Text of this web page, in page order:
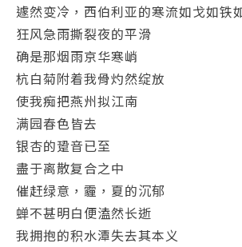
遽然变冷，西伯利亚的寒流如戈如铁
狂风急雨撕裂夜的平滑
确是那烟雨京华寒峭
杭白菊附着我骨灼然绽放
使我痴把燕州拟江南
满园春色皆去
银杏的跫音已至
盡于离散复合之中
催赶绿意，霾，夏的沉郁
蝉不甚明白便溘然长逝
我拥抱的积水潭失去其本义